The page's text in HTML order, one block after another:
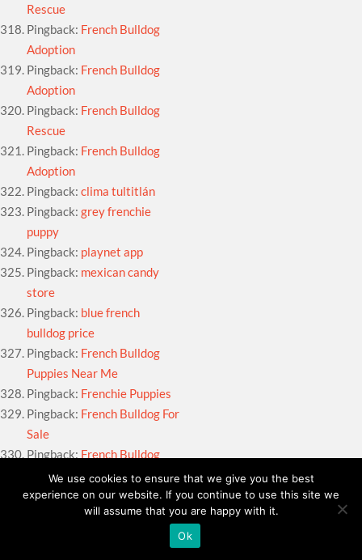
Rescue
Pingback: French Bulldog
Adoption
Pingback: French Bulldog
Adoption
Pingback: French Bulldog
Rescue
Pingback: French Bulldog
Adoption
Pingback:clima tultitlán
Pingback:grey frenchie
puppy
Pingback: playnet app
Pingback: mexican candy
store
Pingback: blue french
bulldog price
Pingback: French Bulldog
Puppies Near Me
Pingback: Frenchie Puppies
Pingback: French Bulldog For
Sale
Pingback: French Bulldog
Puppies Near Me
Pingback: French Bulldog For
We use cookies to ensure that we give you the best
experience on our website. If you continue to use this site we
will assume that you are happy with it.
Ok